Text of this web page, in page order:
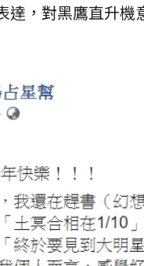
，對黑鷹直升機